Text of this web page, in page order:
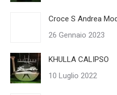
Croce S Andrea
26 Gennaio 2023
KHULLA CALIPSO
10 Luglio 2022